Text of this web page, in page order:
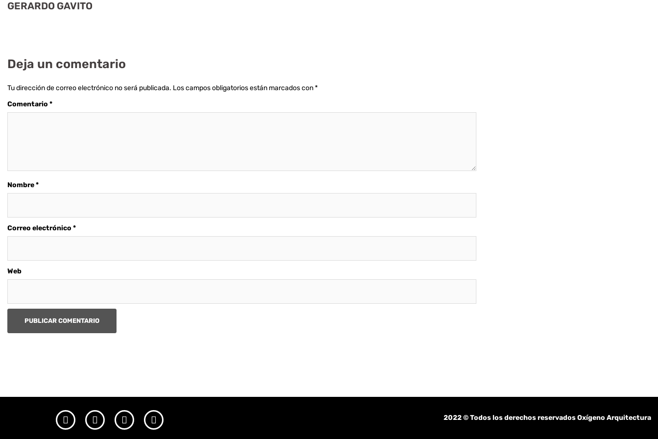
GERARDO GAVITO
Deja un comentario
Tu dirección de correo electrónico no será publicada. Los campos obligatorios están marcados con*
Comentario *
Nombre*
Correo electrónico *
Web
2022© Todos los derechos reservados Oxígeno Arquitectura